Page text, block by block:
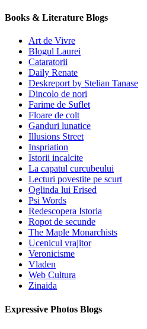
Books & Literature Blogs
Art de Vivre
Blogul Laurei
Cataratorii
Daily Renate
Deskreport by Stelian Tanase
Dincolo de nori
Farime de Suflet
Floare de colt
Ganduri lunatice
Illusions Street
Inspriation
Istorii incalcite
La capatul curcubeului
Lecturi povestite pe scurt
Oglinda lui Erised
Psi Words
Redescopera Istoria
Ropot de secunde
The Maple Monarchists
Ucenicul vrajitor
Veronicisme
Vladen
Web Cultura
Zinaida
Expressive Photos Blogs